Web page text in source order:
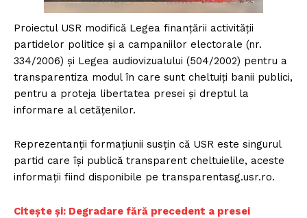
Proiectul USR modifică Legea finanțării activității
partidelor politice și a campaniilor electorale (nr.
334/2006) și Legea audiovizualului (504/2002) pentru a
transparentiza modul în care sunt cheltuiți banii publici,
pentru a proteja libertatea presei și dreptul la
informare al cetățenilor.
Reprezentanții formațiunii susțin că USR este singurul
partid care își publică transparent cheltuielile, aceste
informații fiind disponibile pe transparentasg.usr.ro.
Citește și: Degradare fără precedent a presei